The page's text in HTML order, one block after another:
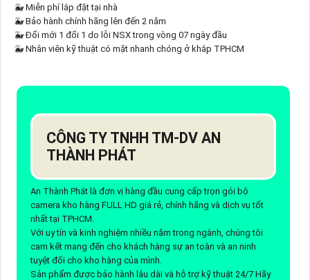
🐳 Miễn phí lắp đặt tại nhà
🐳 Bảo hành chính hãng lên đến 2 năm
🐳 Đổi mới 1 đổi 1 do lỗi NSX trong vòng 07 ngày đầu
🐳 Nhân viên kỹ thuật có mặt nhanh chóng ở khắp TPHCM
CÔNG TY TNHH TM-DV AN
THÀNH PHÁT
An Thành Phát là đơn vị hàng đầu cung cấp trọn gói bộ
camera kho hàng FULL HD giá rẻ, chính hãng và dịch vụ tốt
nhất tại TPHCM.
Với uy tín và kinh nghiệm nhiều năm trong ngành, chúng tôi
cam kết mang đến cho khách hàng sự an toàn và an ninh
tuyệt đối cho kho hàng của mình.
Sản phẩm được bảo hành lâu dài và hỗ trợ kỹ thuật 24/7 Hãy